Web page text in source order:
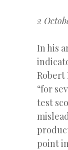
2
In his
Robert
“for
test
point